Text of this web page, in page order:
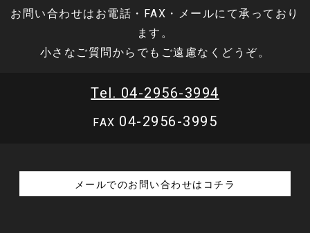
お問い合わせはお電話・FAX・メールにて承っており
ます。
小さなご質問からでもご遠慮なくどうぞ。
Tel. 04-2956-3994
FAX 04-2956-3995
メールでのお問い合わせはコチラ